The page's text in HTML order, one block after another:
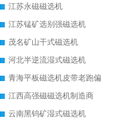
江苏永磁磁选机
江苏锰矿选别强磁选机
茂名矿山干式磁选机
河北半逆流湿式磁选机
青海平板磁选机皮带老跑偏
江西高强磁磁选机制造商
云南黑钨矿湿式磁选机